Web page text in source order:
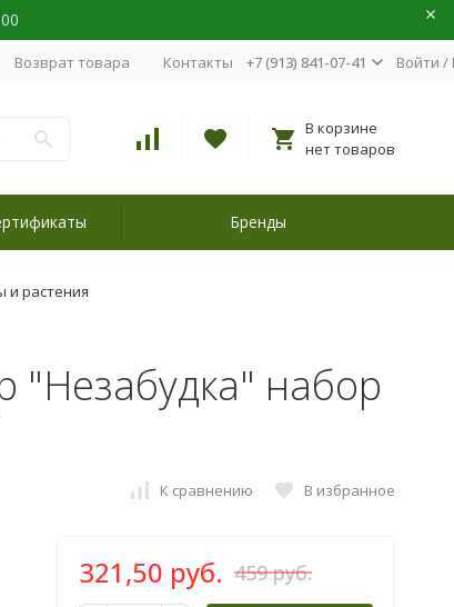
Возврат товара Контакты +7 (913) 841-07-41 Войти /
В корзине
нет товаров
Бренды
и растения
набор
К сравнению В избранное
321,50 руб. 459 руб.